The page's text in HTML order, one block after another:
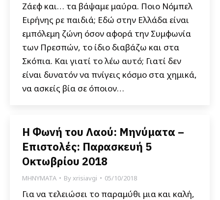
Ζάεφ και… τα βάψαμε μαύρα. Ποιο Νόμπελ
Ειρήνης ρε παιδιά; Εδώ στην Ελλάδα είναι
εμπόλεμη ζώνη όσον αφορά την Συμφωνία
των Πρεσπών, το ίδιο διαβάζω και στα
Σκόπια. Και γιατί το λέω αυτό; Γιατί δεν
είναι δυνατόν να πνίγεις κόσμο στα χημικά,
να ασκείς βία σε όποιον…
Η Φωνή του Λαού: Μηνύματα –
Επιστολές: Παρασκευή 5
Οκτωβρίου 2018
ΜΗΝΥΜΑΤΑ Byxrisiavgi 05/10/2018
Για να τελειώσει το παραμύθι μια και καλή,